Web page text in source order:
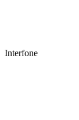
Interfone